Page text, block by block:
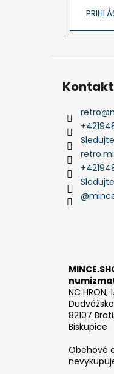
Kontakt
retro@
NC HRON,
82107
Biskupice
Obehové